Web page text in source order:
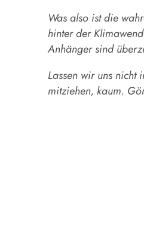
Was also ist die
hinter der
Anhänger sind
Lassen wir uns nicht
mitziehen, kaum.